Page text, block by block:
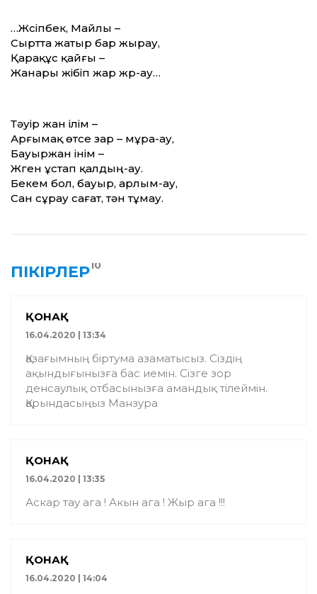
…Жүсіпбек, Майлы –
Сыртта жатыр бар жырау,
Қарақұс қайғы –
Жанары жібіп жар жүр-ау…
Тәуір жан ілім –
Арғымақ өтсе зар – мұра-ау,
Бауыржан інім –
Жүген ұстап қалдың-ау.
Бекем бол, бауыр, арлым-ау,
Сан сұрау сағат, тән тұмау.
ПІКІРЛЕР10
ҚОНАҚ
16.04.2020 | 13:34
Қазағымның біртума азаматысыз. Сіздің
ақындығынызға бас иемін. Сізге зор
денсаулық отбасынызға амандық тілеймін.
Қарындасыңыз Манзура
ҚОНАҚ
16.04.2020 | 13:35
Аскар тау ага ! Акын ага ! Жыр ага !!!
ҚОНАҚ
16.04.2020 | 14:04